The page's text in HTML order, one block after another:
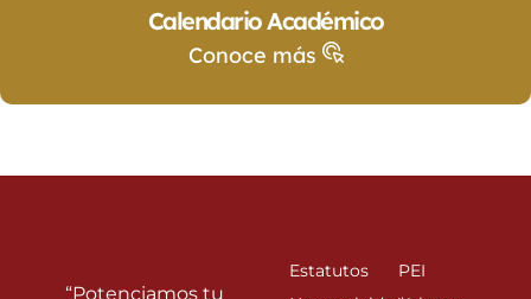
Calendario Académico
Conoce más
“Potenciamos tu
Estatutos
PEI